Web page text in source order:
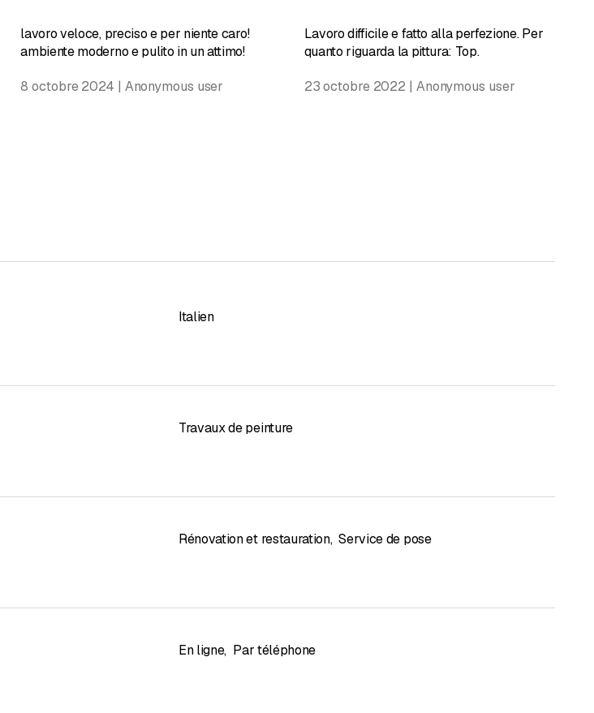
lavoro veloce, preciso e per niente caro!
ambiente moderno e pulito in un attimo!
8 octobre 2024 | Anonymous user
Lavoro difficile e fatto alla perfezione. Per
quanto riguarda la pittura: Top.
23 octobre 2022 | Anonymous user
Italien
Travaux de peinture
Rénovation et restauration, Service de pose
En ligne, Par téléphone